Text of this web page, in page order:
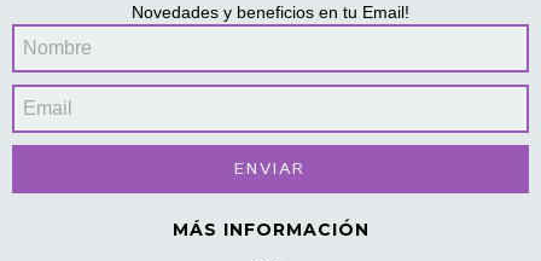
Novedades y beneficios en tu Email!
MÁS INFORMACIÓN